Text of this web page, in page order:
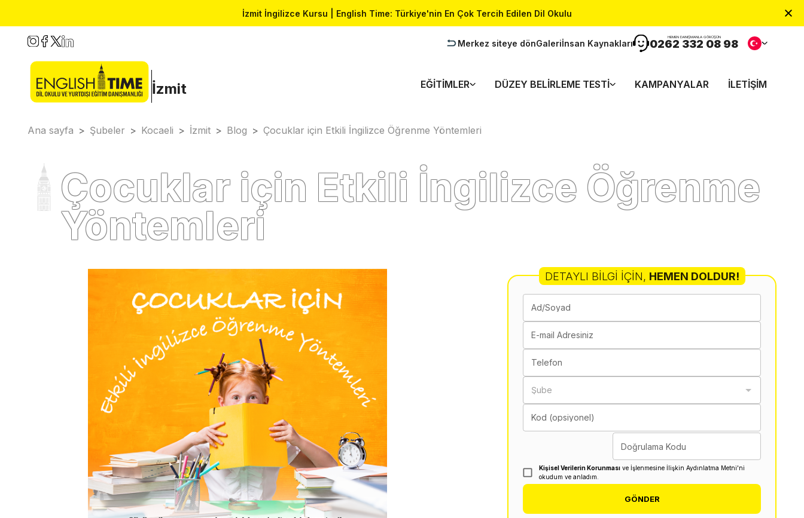
İzmit İngilizce Kursu | English Time: Türkiye'nin En Çok Tercih Edilen Dil Okulu
Merkez siteye dönGaleriİnsan Kaynakları
HEMEN DANIŞMANLA GÖRÜŞÜN
0262 332 08 98
İzmit EĞITIMLER DÜZEY BELIRLEME TESTI KAMPANYALAR İLETIŞIM
Ana sayfa > Şubeler > Kocaeli > İzmit > Blog > Çocuklar için Etkili İngilizce Öğrenme Yöntemleri
Çocuklar için Etkili İngilizce Öğrenme
Yöntemleri
DETAYLI BILGI İÇIN, HEMEN DOLDUR!
Ad/Soyad
E-mail Adresiniz
Telefon
Şube
Kod (opsiyonel)
Doğrulama Kodu
Kişisel Verilerin Korunması ve İşlenmesine İlişkin Aydınlatma Metni'ni
okudum ve anladım.
GÖNDER